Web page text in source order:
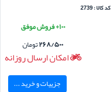
کد کالا : 2739
۱۰۰+ فروش موفق
۲۶۸/۵۰۰تومان
امکان ارسال روزانه
جزییات و خرید ...